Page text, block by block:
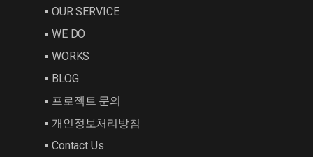
▪︎ OUR SERVICE
▪︎ WE DO
▪︎ WORKS
▪︎ BLOG
▪︎ 프로젝트 문의
▪︎ 개인정보처리방침
▪︎ Contact Us